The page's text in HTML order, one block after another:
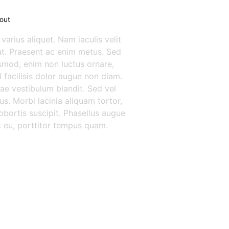
aliquet. Nam iaculis velit
Praesent ac enim metus. Sed
enim non luctus ornare,
facilisis dolor augue non diam.
vestibulum blandit. Sed vel
Morbi lacinia aliquam tortor,
suscipit. Phasellus augue
eu, porttitor tempus quam.